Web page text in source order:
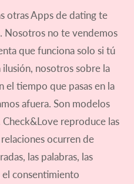
otras Apps de dating te
Nosotros no te vendemos
que funciona solo si tú
nosotros sobre la
el tiempo que pasas en la
afuera. Son modelos
reproduce las
ocurren de
las palabras, las
consentimiento